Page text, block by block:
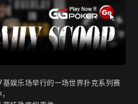
娱乐场举行的一场世界扑克系列赛